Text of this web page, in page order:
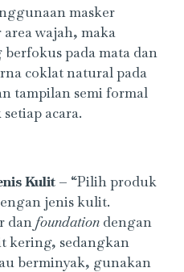
masker
wajah, maka
berfokus pada mata dan
coklat natural pada
tampilan semi formal
acara.
Kulit – “Pilih produk
jenis kulit.
danfoundation dengan
kering, sedangkan
berminyak, gunakan